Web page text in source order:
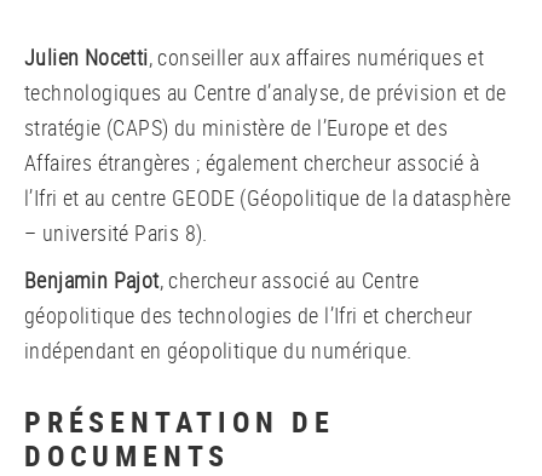
Julien Nocetti, conseiller aux affaires numériques et
technologiques au Centre d’analyse, de prévision et de
stratégie (CAPS) du ministère de l’Europe et des
Affaires étrangères ; également chercheur associé à
l’Ifri et au centre GEODE (Géopolitique de la datasphère
– université Paris 8).
Benjamin Pajot, chercheur associé au Centre
géopolitique des technologies de l’Ifri et chercheur
indépendant en géopolitique du numérique.
PRÉSENTATION DE
DOCUMENTS